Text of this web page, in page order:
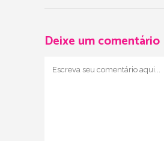
Deixe um comentário